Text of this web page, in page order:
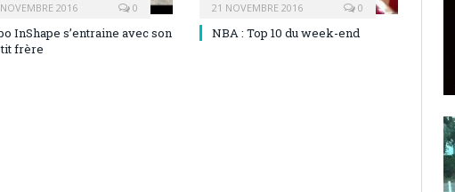
2016 0
InShape s’entraine avec son
frère
21 NOVEMBRE 2016 0
NBA : Top 10 du week-end